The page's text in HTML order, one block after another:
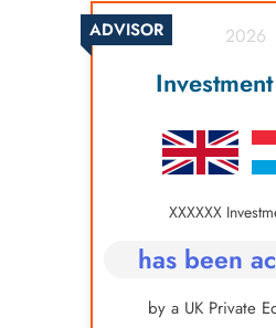
ADVISOR 2026
XXXXXX
has been
by a UK Private